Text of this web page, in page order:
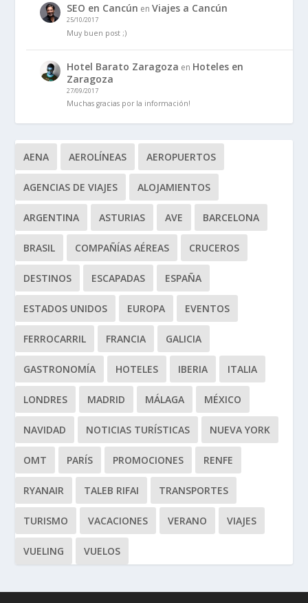
SEO en Cancún enViajes a Cancún
25/10/2017
Muy buen post ;)
Hotel Barato Zaragoza en Hoteles en
Zaragoza
27/09/2017
Muchas gracias por la información!
AENA AEROLÍNEAS AEROPUERTOS
AGENCIAS DE VIAJES ALOJAMIENTOS
ARGENTINA ASTURIAS AVE BARCELONA
BRASIL COMPAÑÍAS AÉREAS CRUCEROS
DESTINOS ESCAPADAS ESPAÑA
ESTADOS UNIDOS EUROPA EVENTOS
FERROCARRIL FRANCIA GALICIA
GASTRONOMÍA HOTELES IBERIA ITALIA
LONDRES MADRID MÁLAGA MÉXICO
NAVIDAD NOTICIAS TURÍSTICAS NUEVA YORK
OMT PARÍS PROMOCIONES RENFE
RYANAIR TALEB RIFAI TRANSPORTES
TURISMO VACACIONES VERANO VIAJES
VUELING VUELOS